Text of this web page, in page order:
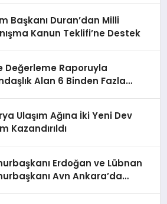
Başkanı Duran’dan Millî
Kanun Teklifi’ne Destek
Değerleme Raporuyla
Alan 6 Binden Fazla
Ulaşım Ağına İki Yeni Dev
Kazandırıldı
Erdoğan ve Lübnan
Avn Ankara’da